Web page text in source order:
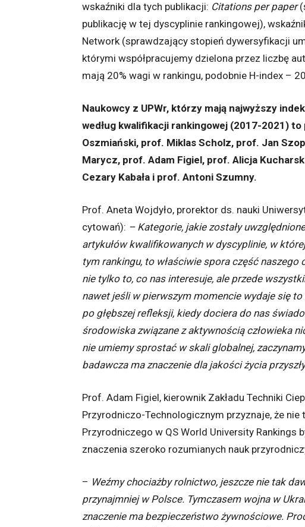
wskaźniki dla tych publikacji: Citations per paper
publikację w tej dyscyplinie rankingowej),
Network (sprawdzający stopień dywersyfikacji
którymi współpracujemy dzielona przez liczbę
mają 20% wagi w rankingu, podobnie H-index –
Naukowcy z UPWr, którzy mają najwyższy
według kwalifikacji rankingowej (2017-2021)
Oszmiański, prof. Miklas Scholz, prof. Jan
Marycz, prof. Adam Figiel, prof. Alicja
Cezary Kabała i prof. Antoni Szumny.
Prof. Aneta Wojdyło, prorektor ds. nauki
cytowań): – Kategorie, jakie zostały
artykułów kwalifikowanych w dyscyplinie, w
tym rankingu, to właściwie spora część
nie tylko to, co nas interesuje, ale przede
nawet jeśli w pierwszym momencie wydaje się
po głębszej refleksji, kiedy dociera do nas
środowiska związane z aktywnością człowieka
nie umiemy sprostać w skali globalnej,
badawcza ma znaczenie dla jakości życia
Prof. Adam Figiel, kierownik Zakładu Techniki
Przyrodniczo-Technologicznym przyznaje, że
Przyrodniczego w QS World University Rankings
znaczenia szeroko rozumianych nauk
– Weźmy chociażby rolnictwo, jeszcze nie tak
przynajmniej w Polsce. Tymczasem wojna w
znaczenie ma bezpieczeństwo żywnościowe.